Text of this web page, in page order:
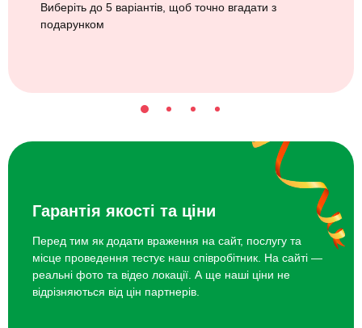
Виберіть до 5 варіантів, щоб точно вгадати з
подарунком
Гарантія якості та ціни
Перед тим як додати враження на сайт, послугу та
місце проведення тестує наш співробітник. На сайті —
реальні фото та відео локації. А ще наші ціни не
відрізняються від цін партнерів.